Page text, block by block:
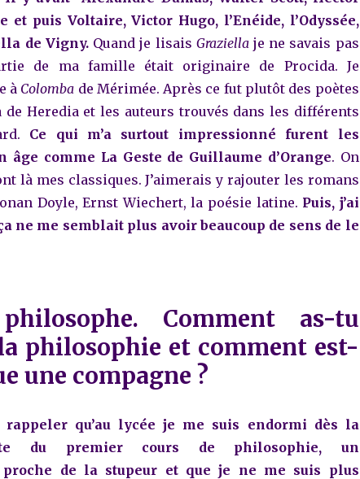
et puis Voltaire, Victor Hugo, l’Enéide, l’Odyssée,
de Vigny. Quand je lisais Graziellaje ne savais pas
de ma famille était originaire de Procida. Je
àColomba de Mérimée.Après ce fut plutôt des poètes
de Heredia et les auteurs trouvés dans les différents
Ce qui m’a surtout impressionné furent les
âge comme La Geste de Guillaume d’Orange. On
là mes classiques. J’aimerais y rajouter les romans
Doyle, Ernst Wiechert, la poésie latine. Puis, j’ai
ne me semblait plus avoir beaucoup de sens de le
Comment as-tu
philosophie et comment est-
une compagne ?
rappeler qu’au lycée je me suis endormi dès la
du premier cours de philosophie, un
proche de la stupeur et que je ne me suis plus